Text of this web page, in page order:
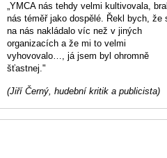
„YMCA nás tehdy velmi kultivovala,
nás téměř jako dospělé. Řekl bych, že
na nás nakládalo víc než v jiných
organizacích a že mi to velmi
vyhovovalo…, já jsem byl ohromně
šťastnej."
(Jiří Černý, hudební kritik a publicista)